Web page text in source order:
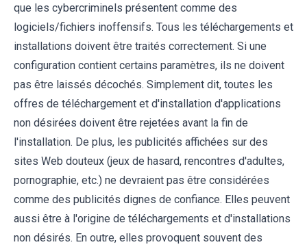
que les cybercriminels présentent comme des
logiciels/fichiers inoffensifs. Tous les téléchargements et
installations doivent être traités correctement. Si une
configuration contient certains paramètres, ils ne doivent
pas être laissés décochés. Simplement dit, toutes les
offres de téléchargement et d'installation d'applications
non désirées doivent être rejetées avant la fin de
l'installation. De plus, les publicités affichées sur des
sites Web douteux (jeux de hasard, rencontres d'adultes,
pornographie, etc.) ne devraient pas être considérées
comme des publicités dignes de confiance. Elles peuvent
aussi être à l'origine de téléchargements et d'installations
non désirés. En outre, elles provoquent souvent des